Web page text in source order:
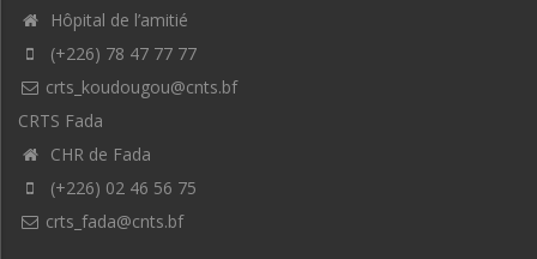
Hôpital de l’amitié
(+226) 78 47 77 77
crts_koudougou@cnts.bf
CRTS Fada
CHR de Fada
(+226) 02 46 56 75
crts_fada@cnts.bf